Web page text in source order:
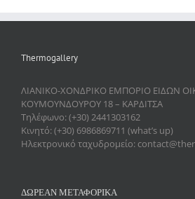
Thermogallery
ΛΙΑΝΙΚΟ-ΧΟΝΔΡΙΚΟ ΕΜΠΟΡΙΟ ΕΙΔΩΝ
ΚΟΥΜΟΥΝΔΟΥΡΟΥ 18 – ΚΑΡΔΙΤΣΑ
Τηλέφωνο: (+30) 2441303162
Κινητό: (+30) 6986869711 (what’s up)
Ηλεκτρονικό ταχυδρομείο:
ΔΩΡΕΑΝ ΜΕΤΑΦΟΡΙΚΑ